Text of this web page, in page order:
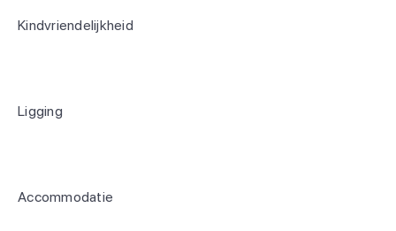
Kindvriendelijkheid
Ligging
Accommodatie